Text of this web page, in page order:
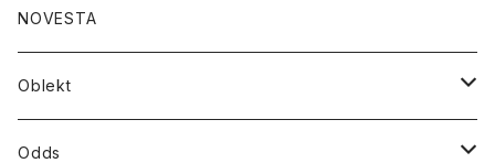
ウォレット
靴
トップス
ジャケット
シャツ
ボトム
ショートパンツ
レディース
ジャケット
バッグ
ブレスレット
グッズ
靴
ストール/マフラー
トップス
シャツ
ボトム
トップス
カットソー
スエット
ボトム
NOVESTA
Oblekt
ボトム
Odds